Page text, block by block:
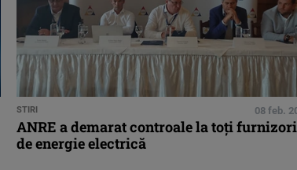
STIRI 08 feb.
ANRE a demarat controale la toți
de energie electrică